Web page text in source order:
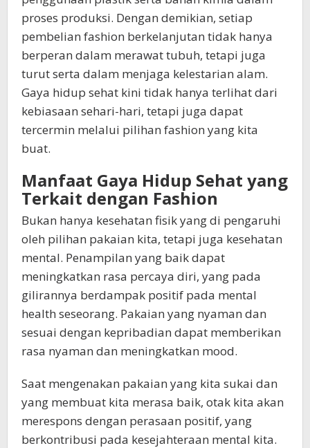
proses produksi. Dengan demikian, setiap
pembelian fashion berkelanjutan tidak hanya
berperan dalam merawat tubuh, tetapi juga
turut serta dalam menjaga kelestarian alam.
Gaya hidup sehat kini tidak hanya terlihat dari
kebiasaan sehari-hari, tetapi juga dapat
tercermin melalui pilihan fashion yang kita
buat.
Manfaat Gaya Hidup Sehat yang
Terkait dengan Fashion
Bukan hanya kesehatan fisik yang di pengaruhi
oleh pilihan pakaian kita, tetapi juga kesehatan
mental. Penampilan yang baik dapat
meningkatkan rasa percaya diri, yang pada
gilirannya berdampak positif pada mental
health seseorang. Pakaian yang nyaman dan
sesuai dengan kepribadian dapat memberikan
rasa nyaman dan meningkatkan mood.
Saat mengenakan pakaian yang kita sukai dan
yang membuat kita merasa baik, otak kita akan
merespons dengan perasaan positif, yang
berkontribusi pada kesejahteraan mental kita.